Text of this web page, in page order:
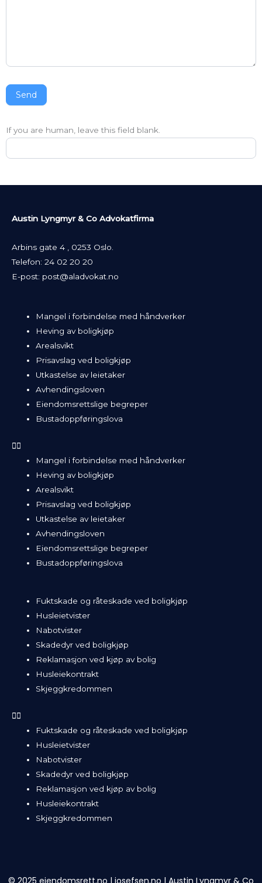
Send
If you are human, leave this field blank.
Austin Lyngmyr & Co Advokatfirma
Arbins gate 4 , 0253 Oslo.
Telefon: 24 02 20 20
E-post: post@aladvokat.no
Mangel i forbindelse med håndverker
Heving av boligkjøp
Arealsvikt
Prisavslag ved boligkjøp
Utkastelse av leietaker
Avhendingsloven
Eiendomsrettslige begreper
Bustadoppføringslova
Mangel i forbindelse med håndverker
Heving av boligkjøp
Arealsvikt
Prisavslag ved boligkjøp
Utkastelse av leietaker
Avhendingsloven
Eiendomsrettslige begreper
Bustadoppføringslova
Fuktskade og råteskade ved boligkjøp
Husleietvister
Nabotvister
Skadedyr ved boligkjøp
Reklamasjon ved kjøp av bolig
Husleiekontrakt
Skjeggkredommen
Fuktskade og råteskade ved boligkjøp
Husleietvister
Nabotvister
Skadedyr ved boligkjøp
Reklamasjon ved kjøp av bolig
Husleiekontrakt
Skjeggkredommen
© 2025 eiendomsrett.no | josefsen.no | Austin Lyngmyr & Co